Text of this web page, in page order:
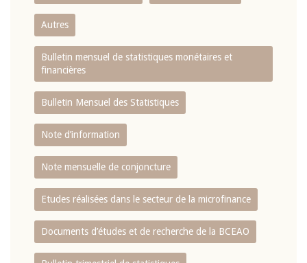
Autres
Bulletin mensuel de statistiques monétaires et
financières
Bulletin Mensuel des Statistiques
Note d’information
Note mensuelle de conjoncture
Etudes réalisées dans le secteur de la microfinance
Documents d’études et de recherche de la BCEAO